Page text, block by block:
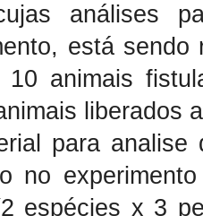
análises
está
10 animais
liberados
para
no
espécies x 3